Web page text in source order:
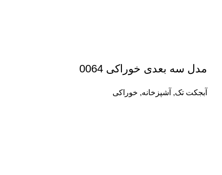
مدل سه بعدی خوراکی 0064
آبجکت تک, آشپزخانه, خوراکی